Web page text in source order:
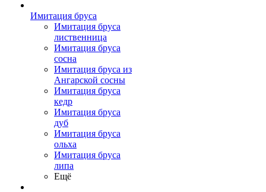
Имитация бруса
Имитация бруса
лиственница
Имитация бруса
сосна
Имитация бруса из
Ангарской сосны
Имитация бруса
кедр
Имитация бруса
дуб
Имитация бруса
ольха
Имитация бруса
липа
Ещё